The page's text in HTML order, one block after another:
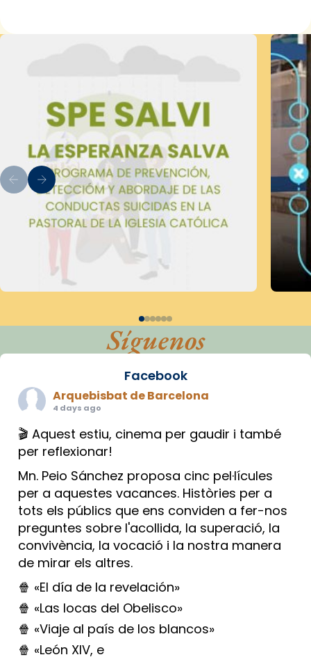
Síguenos
Facebook
Arquebisbat de Barcelona
4 days ago
🎬 Aquest estiu, cinema per gaudir i també
per reflexionar!
Mn. Peio Sánchez proposa cinc pel·lícules
per a aquestes vacances. Històries per a
tots els públics que ens conviden a fer-nos
preguntes sobre l'acollida, la superació, la
convivència, la vocació i la nostra manera
de mirar els altres.
🍿 «El día de la revelación»
🍿 «Las locas del Obelisco»
🍿 «Viaje al país de los blancos»
🍿 «León XIV, e